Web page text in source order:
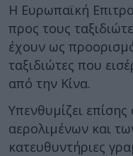
Η Ευρωπαϊκή
προς τους
έχουν ως
ταξιδιώτες που
από την Κίνα.
Υπενθυμίζει
αερολιμένων και
κατευθυντήριες